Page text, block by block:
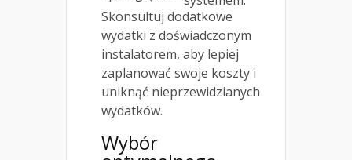
Skonsultuj dodatkowe
wydatki z doświadczonym
instalatorem, aby lepiej
zaplanować swoje koszty i
uniknąć nieprzewidzianych
wydatków.
Wybór